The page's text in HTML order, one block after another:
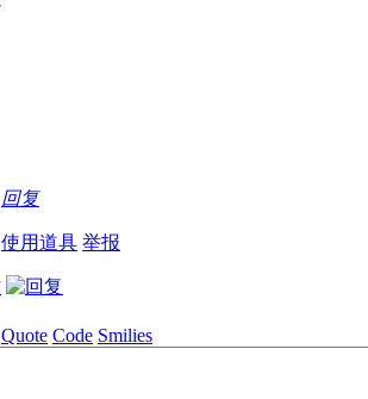
回复
使用道具 举报
Quote Code Smilies